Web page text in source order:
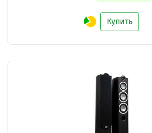
Купить